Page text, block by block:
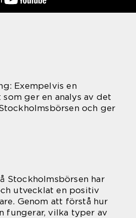
Exempelvis en
ger en analys av det
och ger
Stockholmsbörsen har
utvecklat en positiv
Genom att förstå hur
fungerar, vilka typer av